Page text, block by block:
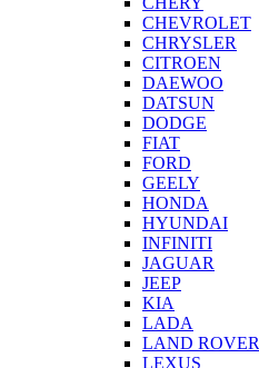
CHEVROLET
CHRYSLER
CITROEN
DAEWOO
DATSUN
DODGE
FIAT
FORD
GEELY
HONDA
HYUNDAI
INFINITI
JAGUAR
JEEP
KIA
LADA
LAND ROVER
LEXUS